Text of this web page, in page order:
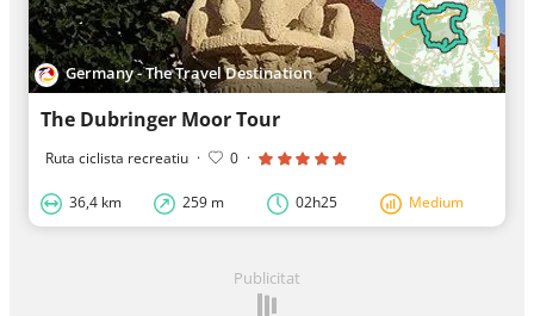
Germany - The Travel Destination
The Dubringer Moor Tour
Ruta ciclista recreatiu · 0 ·
36,4 km 259 m 02h25 Medium
Publicitat